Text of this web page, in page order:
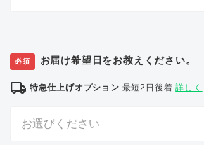
必須 お届け希望日をお教えください。
local_shipping 特急仕上げオプション 最短2日後着詳しく